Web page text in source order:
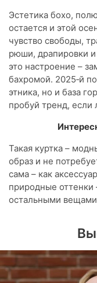
Эстетика бохо,
остается и этой
чувство свободы,
рюши, драпировки
это настроение –
бахромой. 2025‑й
этника, но и база
пробуй тренд, если
Такая куртка –
образ и не
сама – как
природные оттенки
остальными